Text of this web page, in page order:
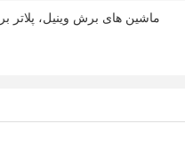
ماشین های برش وینیل، پلاتر